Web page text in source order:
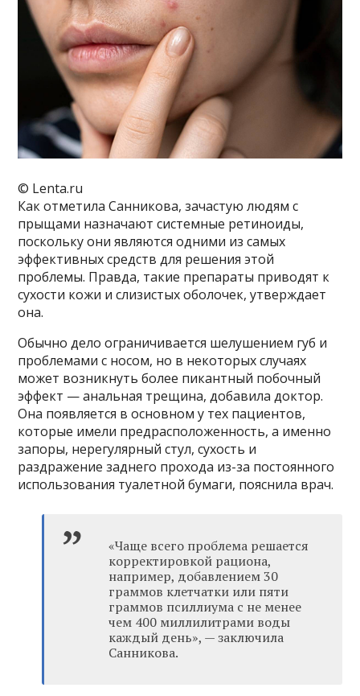
© Lenta.ru
Как отметила Санникова, зачастую людям с
прыщами назначают системные ретиноиды,
поскольку они являются одними из самых
эффективных средств для решения этой
проблемы. Правда, такие препараты приводят к
сухости кожи и слизистых оболочек, утверждает
она.
Обычно дело ограничивается шелушением губ и
проблемами с носом, но в некоторых случаях
может возникнуть более пикантный побочный
эффект — анальная трещина, добавила доктор.
Она появляется в основном у тех пациентов,
которые имели предрасположенность, а именно
запоры, нерегулярный стул, сухость и
раздражение заднего прохода из-за постоянного
использования туалетной бумаги, пояснила врач.
«Чаще всего проблема решается
корректировкой рациона,
например, добавлением 30
граммов клетчатки или пяти
граммов псиллиума с не менее
чем 400 миллилитрами воды
каждый день», — заключила
Санникова.